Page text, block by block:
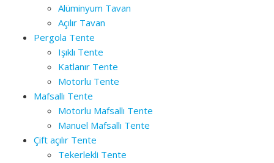
Alüminyum Tavan
Açılır Tavan
Pergola Tente
Işıklı Tente
Katlanır Tente
Motorlu Tente
Mafsallı Tente
Motorlu Mafsallı Tente
Manuel Mafsallı Tente
Çift açılır Tente
Tekerlekli Tente